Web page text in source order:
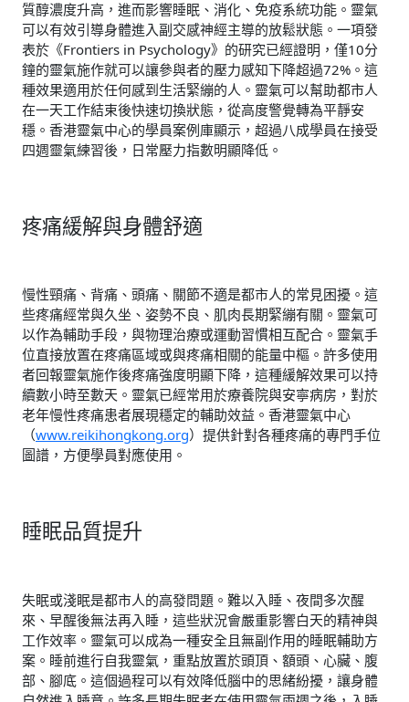
質醇濃度升高，進而影響睡眠、消化、免疫系統功能。靈氣
可以有效引導身體進入副交感神經主導的放鬆狀態。一項發
表於《Frontiers in Psychology》的研究已經證明，僅10分
鐘的靈氣施作就可以讓參與者的壓力感知下降超過72%。這
種效果適用於任何感到生活緊繃的人。靈氣可以幫助都市人
在一天工作結束後快速切換狀態，從高度警覺轉為平靜安
穩。香港靈氣中心的學員案例庫顯示，超過八成學員在接受
四週靈氣練習後，日常壓力指數明顯降低。
疼痛緩解與身體舒適
慢性頸痛、背痛、頭痛、關節不適是都市人的常見困擾。這
些疼痛經常與久坐、姿勢不良、肌肉長期緊繃有關。靈氣可
以作為輔助手段，與物理治療或運動習慣相互配合。靈氣手
位直接放置在疼痛區域或與疼痛相關的能量中樞。許多使用
者回報靈氣施作後疼痛強度明顯下降，這種緩解效果可以持
續數小時至數天。靈氣已經常用於療養院與安寧病房，對於
老年慢性疼痛患者展現穩定的輔助效益。香港靈氣中心
（www.reikihongkong.org）提供針對各種疼痛的專門手位
圖譜，方便學員對應使用。
睡眠品質提升
失眠或淺眠是都市人的高發問題。難以入睡、夜間多次醒
來、早醒後無法再入睡，這些狀況會嚴重影響白天的精神與
工作效率。靈氣可以成為一種安全且無副作用的睡眠輔助方
案。睡前進行自我靈氣，重點放置於頭頂、額頭、心臟、腹
部、腳底。這個過程可以有效降低腦中的思緒紛擾，讓身體